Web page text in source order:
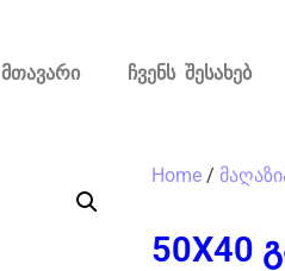
მთავარი ჩვენს შესახებ
Home/
50X40